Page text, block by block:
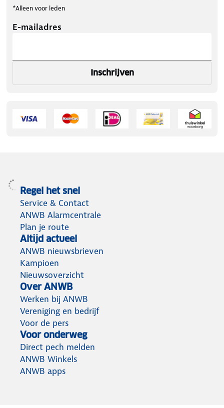
*Alleen voor leden
E-mailadres
Inschrijven
Regel het snel
Service & Contact
ANWB Alarmcentrale
Plan je route
Altijd actueel
ANWB nieuwsbrieven
Kampioen
Nieuwsoverzicht
Over ANWB
Werken bij ANWB
Vereniging en bedrijf
Voor de pers
Voor onderweg
Direct pech melden
ANWB Winkels
ANWB apps